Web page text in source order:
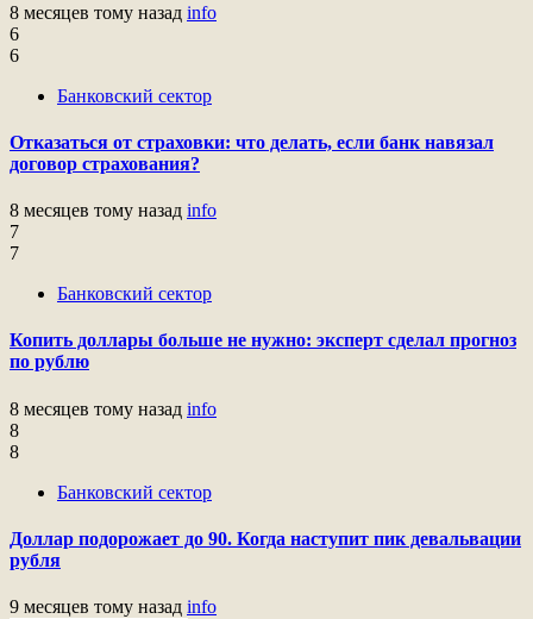
8 месяцев тому назад info
6
6
Банковский сектор
Отказаться от страховки: что делать, если банк навязал
договор страхования?
8 месяцев тому назад info
7
7
Банковский сектор
Копить доллары больше не нужно: эксперт сделал прогноз
по рублю
8 месяцев тому назад info
8
8
Банковский сектор
Доллар подорожает до 90. Когда наступит пик девальвации
рубля
9 месяцев тому назад info